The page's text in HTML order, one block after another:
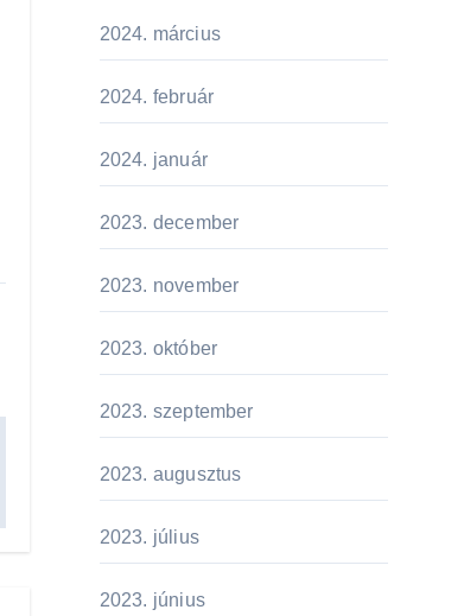
2024. március
2024. február
2024. január
2023. december
2023. november
2023. október
2023. szeptember
2023. augusztus
2023. július
2023. június